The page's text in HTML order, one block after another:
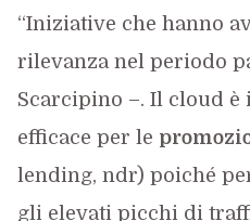
“Iniziative che hanno
rilevanza nel periodo
Scarcipino –. Il cloud
efficace per le
lending, ndr) poiché
gli elevati picchi di